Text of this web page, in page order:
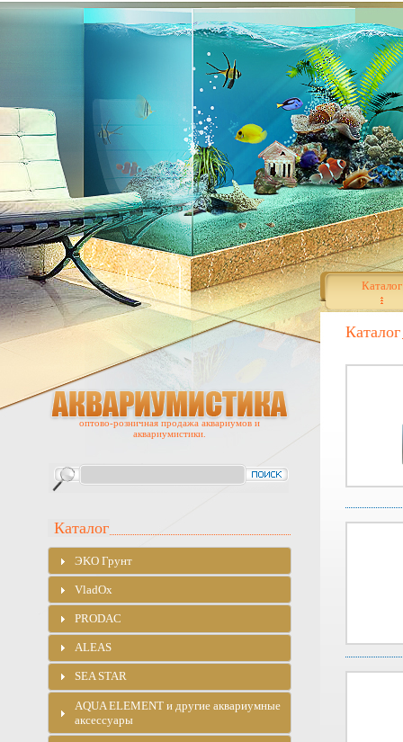
Каталог
Каталог
оптово-розничная продажа аквариумов и
аквариумистики.
Каталог
ЭKO Грунт
VladOx
PRODAC
ALEAS
SEA STAR
AQUA ELEMENT и другие аквариумные
аксессуары